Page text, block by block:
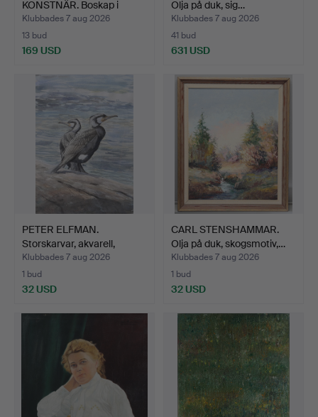
KONSTNÄR. Boskap i
landskap.
Klubbades 7 aug 2026
13 bud
169 USD
Olja på duk, sig…
Klubbades 7 aug 2026
41 bud
631 USD
PETER ELFMAN.
Storskarvar, akvarell,
signe…
Klubbades 7 aug 2026
1 bud
32 USD
CARL STENSHAMMAR.
Olja på duk, skogsmotiv,…
Klubbades 7 aug 2026
1 bud
32 USD